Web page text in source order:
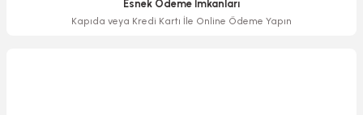
Esnek Ödeme İmkanları
Kapıda veya Kredi Kartı İle Online Ödeme Yapın